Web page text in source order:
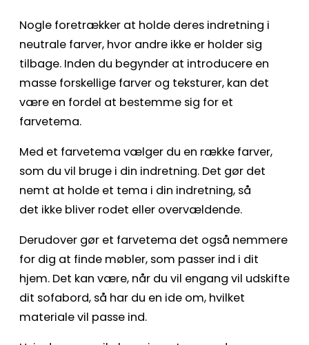
Nogle foretrækker at holde deres indretning i
neutrale farver, hvor andre ikke er holder sig
tilbage. Inden du begynder at introducere en
masse forskellige farver og teksturer, kan det
være en fordel at bestemme sig for et
farvetema.
Med et farvetema vælger du en række farver,
som du vil bruge i din indretning. Det gør det
nemt at holde et tema i din indretning, så
det ikke bliver rodet eller overvældende.
Derudover gør et farvetema det også nemmere
for dig at finde møbler, som passer ind i dit
hjem. Det kan være, når du vil engang vil udskifte
dit sofabord, så har du en ide om, hvilket
materiale vil passe ind.